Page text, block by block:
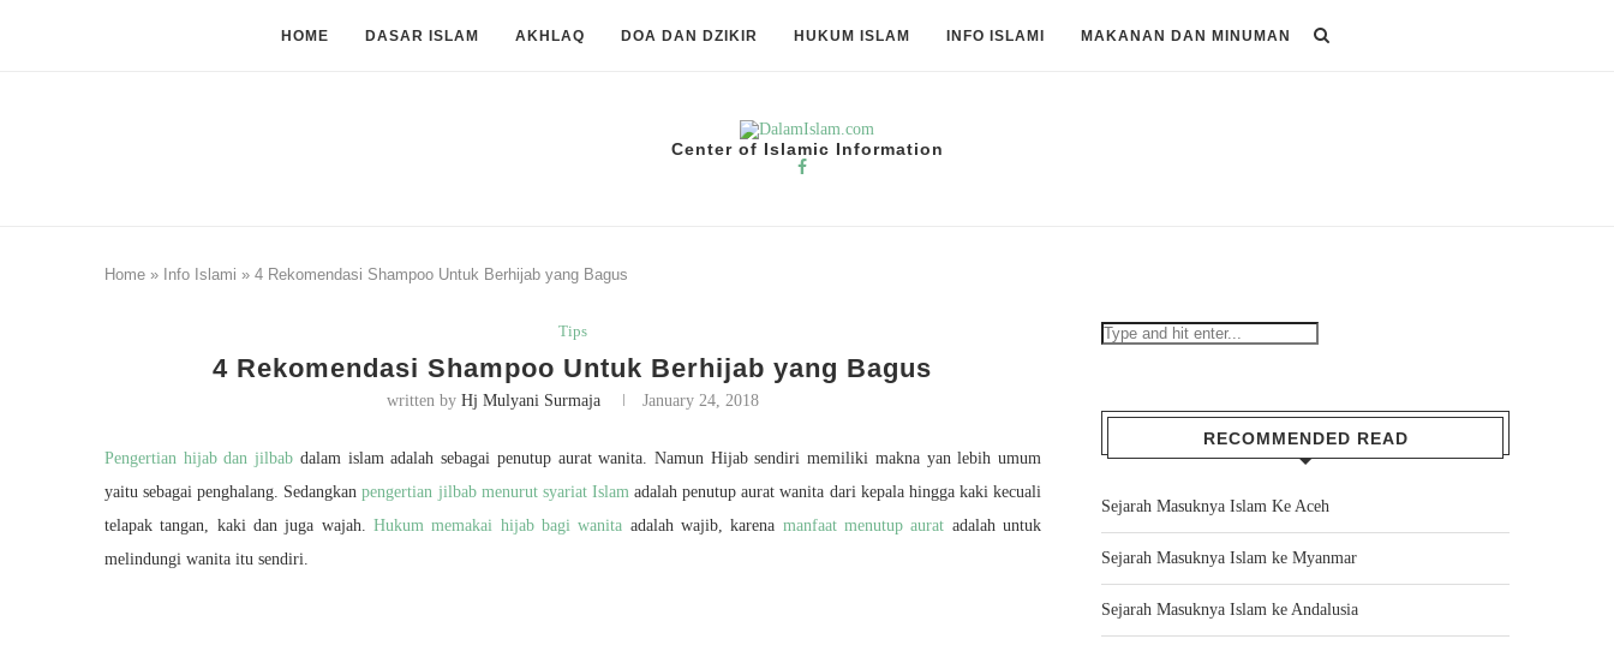
HOME DASAR ISLAM AKHLAQ DOA DAN DZIKIR HUKUM ISLAM INFO ISLAMI MAKANAN DAN MINUMAN
Center of Islamic Information
Home » Info Islami » 4 Rekomendasi Shampoo Untuk Berhijab yang Bagus
Tips
4 Rekomendasi Shampoo Untuk Berhijab yang Bagus
written by Hj Mulyani Surmaja January 24, 2018
Pengertian hijab dan jilbab dalam islam adalah sebagai penutup aurat wanita. Namun Hijab sendiri memiliki makna yan lebih umum
yaitu sebagai penghalang. Sedangkanpengertian jilbab menurut syariat Islamadalah penutup aurat wanita dari kepala hingga kaki kecuali
telapak tangan, kaki dan juga wajah. Hukum memakai hijab bagi wanita adalah wajib, karena manfaat menutup aurat adalah untuk
melindungi wanita itu sendiri.
RECOMMENDED READ
Sejarah Masuknya Islam Ke Aceh
Sejarah Masuknya Islam ke Myanmar
Sejarah Masuknya Islam ke Andalusia